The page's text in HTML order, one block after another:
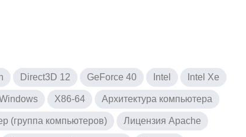
Direct3D 12 GeForce 40 Intel Intel Xe
X86-64 Архитектура компьютера
(группа компьютеров) Лицензия Apache